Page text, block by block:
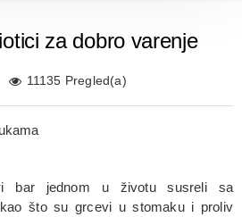
za dobro varenje
11135 Pregled(a)
bar jednom u životu susreli sa
kao što su grcevi u stomaku i proliv